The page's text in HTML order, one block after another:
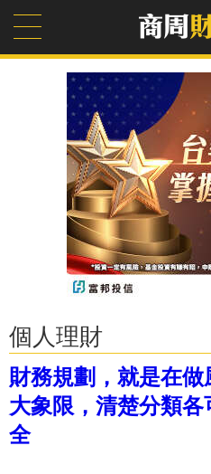
個人理財
財務規劃，就是在
大象限，清楚分類
全